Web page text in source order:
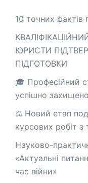
10 точних фактів
ЮРИСТИ
ПІДГОТОВКИ
🎓 Професійний
успішно
⚖️ Новий етап
курсових робіт з
Науково-
«Актуальні
час війни»